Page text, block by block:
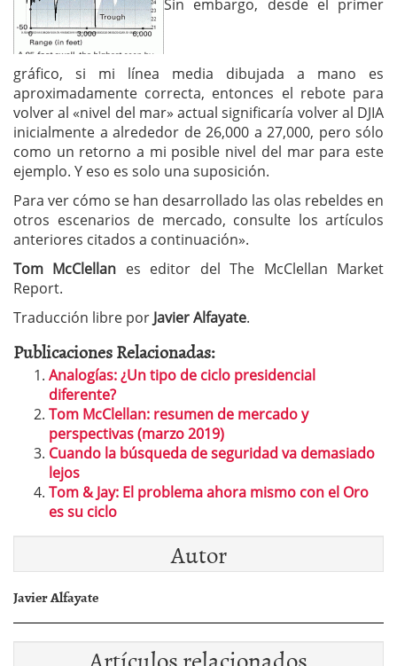
Sin embargo, desde el primer
gráfico, si mi línea media dibujada a mano es
aproximadamente correcta, entonces el rebote para
volver al «nivel del mar» actual significaría volver al DJIA
inicialmente a alrededor de 26,000 a 27,000, pero sólo
como un retorno a mi posible nivel del mar para este
ejemplo. Y eso es solo una suposición.
Para ver cómo se han desarrollado las olas rebeldes en
otros escenarios de mercado, consulte los artículos
anteriores citados a continuación».
Tom McClellan es editor del The McClellan Market
Report.
Traducción libre por Javier Alfayate.
Publicaciones Relacionadas:
Analogías: ¿Un tipo de ciclo presidencial
diferente?
Tom McClellan: resumen de mercado y
perspectivas (marzo 2019)
Cuando la búsqueda de seguridad va demasiado
lejos
Tom & Jay: El problema ahora mismo con el Oro
es su ciclo
Autor
Javier Alfayate